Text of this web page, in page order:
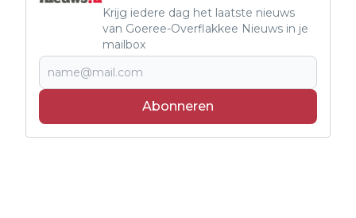
Krijg iedere dag het laatste nieuws
van Goeree-Overflakkee Nieuws in je
mailbox
Abonneren